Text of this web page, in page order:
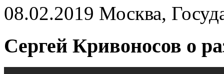
08.02.2019 Москва,
Сергей Кривоносов о